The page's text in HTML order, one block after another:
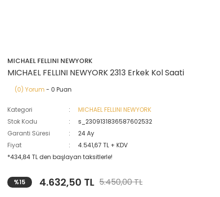
MICHAEL FELLINI NEWYORK
MICHAEL FELLINI NEWYORK 2313 Erkek Kol Saati
(0) Yorum - 0 Puan
Kategori
MICHAEL FELLINI NEWYORK
Stok Kodu
s_2309131836587602532
Garanti Süresi
24 Ay
Fiyat
4.541,67 TL + KDV
*434,84 TL den başlayan taksitlerle!
%15 4.632,50 TL 5.450,00 TL